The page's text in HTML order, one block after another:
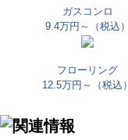
ガスコンロ
9.4万円～
（税込）
フローリング
12.5万円～
（税込）